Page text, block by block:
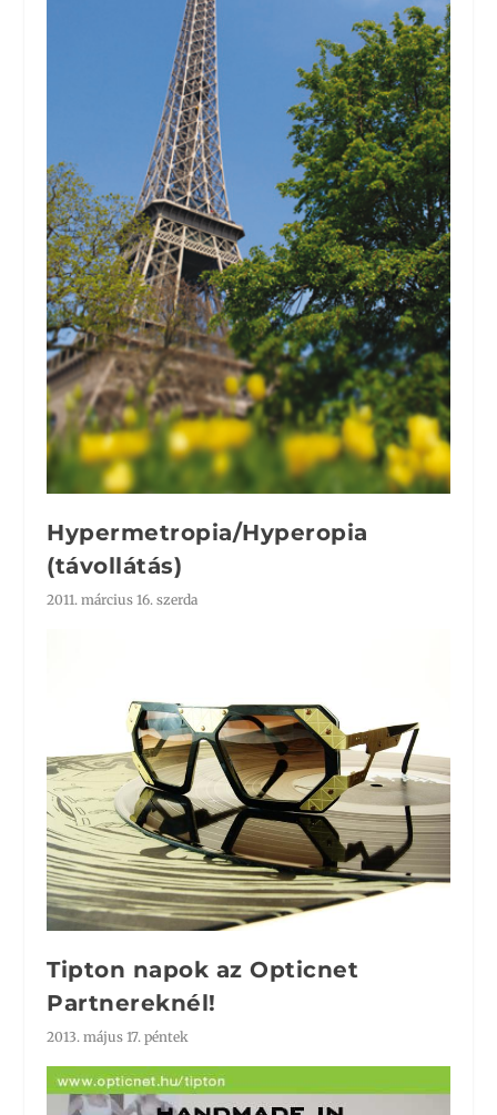
Hypermetropia/Hyperopia
(távollátás)
2011. március 16. szerda
Tipton napok az Opticnet
Partnereknél!
2013. május 17. péntek